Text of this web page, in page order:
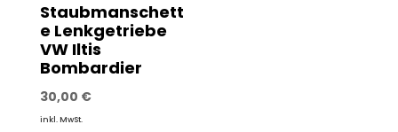
Staubmanschett
e Lenkgetriebe
VW Iltis
Bombardier
30,00 €
inkl. MwSt.